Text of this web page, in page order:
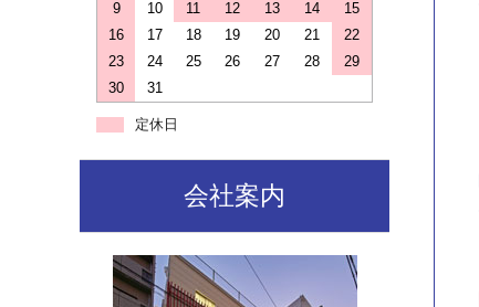
9
10 11 12 13 14
15
16
17 18 19 20 21
22
23
24 25 26 27 28
29
30
31
定休日
会社案内